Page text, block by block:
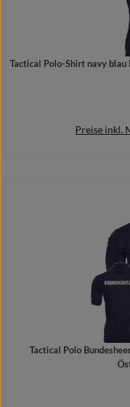
Tactical Polo-Shirt navy
Preise inkl.
Tactical Polo